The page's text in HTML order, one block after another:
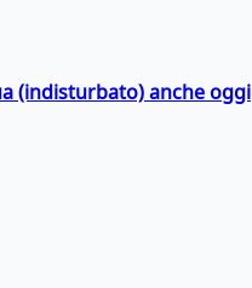
(indisturbato) anche oggi